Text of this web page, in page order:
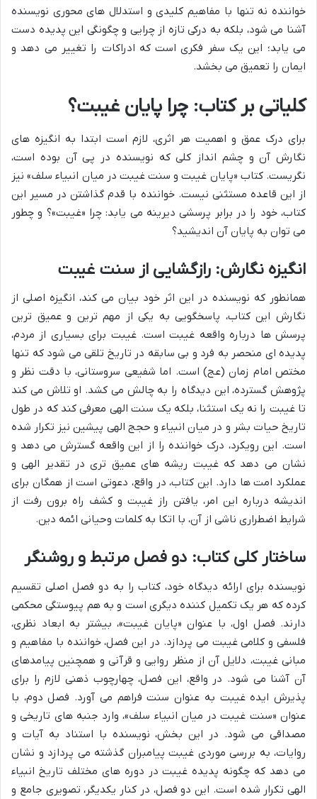
خواننده نه تنها با مفاهیم کلیدی و استدلال های محوری نویسنده
آشنا می شود، بلکه به درکی تازه از چرایی و چگونگی این پدیده دست
می یابد؛ این یک سفر فکری است که ادراکات را تغییر می دهد و
ایمان را تعمیق می بخشد.
کلیاتی بر کتاب: چرا پایان غیبت؟
برای درک عمق و اهمیت هر اثری، لازم است ابتدا به انگیزه های
نگارش آن و چشم انداز کلی که نویسنده در پی آن بوده است،
نگریست. کتاب «پایان غیبت و سنت غیبت در میان انبیاء سلف» نیز
از این قاعده مستثنی نیست. خواننده با قدم گذاشتن در مسیر این
کتاب، خود را در برابر پرسشی دیرینه می یابد: چرا «غیبت»؟ و چطور
می توان به پایان آن اندیشید؟
انگیزه نگارش: رازگشایی از سنت غیبت
همانطور که نویسنده در این اثر خود بیان می کند، انگیزه اصلی از
نگارش این کتاب، پاسخگویی به یکی از مهم ترین و عمیق ترین
پرسش ها درباره واقعه غیبت است. غیبت برای بسیاری از مردم،
پدیده ای منحصر به فرد و بی سابقه در تاریخ تلقی می شود که تنها
مختص امام زمان (عج) است. اما شفیعی سروستانی، با دقت نظر و
پژوهش گسترده، این دیدگاه را به چالش می کشد. او تلاش می کند
تا غیبت را نه یک استثنا، بلکه یک سنت الهی معرفی کند که در طول
تاریخ حیات بشر و در میان انبیاء و حجج الهی پیشین نیز تکرار شده
است. این رویکرد، درک خواننده را از این واقعه گسترش می دهد و
نشان می دهد که غیبت ریشه های عمیق تری در تقدیر الهی و
عملکرد امت ها دارد. این کتاب، در واقع، دعوتی است از همگان برای
اندیشه درباره این امر، یافتن راز غیبت و کشف راه برون رفت از
شرایط اضطراری ناشی از آن، با اتکا به کلمات وحیانی ائمه دین.
ساختار کلی کتاب: دو فصل مرتبط و روشنگر
نویسنده برای ارائه دیدگاه خود، کتاب را به دو فصل اصلی تقسیم
کرده که هر یک تکمیل کننده دیگری است و به هم پیوستگی محکمی
دارند. فصل اول، با عنوان «پایان غیبت»، بیشتر به ابعاد نظری،
فلسفی و کلامی غیبت می پردازد. در این فصل، خواننده با مفاهیم و
مبانی غیبت، دلایل آن از منظر روایی و قرآنی و همچنین پیامدهای
آن آشنا می شود. در واقع، این فصل، چهارچوب ذهنی لازم را برای
پذیرش ایده غیبت به عنوان سنت فراهم می آورد. فصل دوم، با
عنوان «سنت غیبت در میان انبیاء سلف»، وارد جنبه های تاریخی و
مصداقی می شود. در این بخش، نویسنده با استناد به آیات و
روایات، به بررسی موردی غیبت پیامبران گذشته می پردازد و نشان
می دهد که چگونه پدیده غیبت در دوره های مختلف تاریخ انبیاء
الهی تکرار شده است. این دو فصل، در کنار یکدیگر، تصویری جامع و